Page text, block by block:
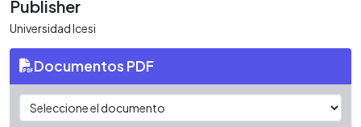
Publisher
Universidad Icesi
Documentos PDF